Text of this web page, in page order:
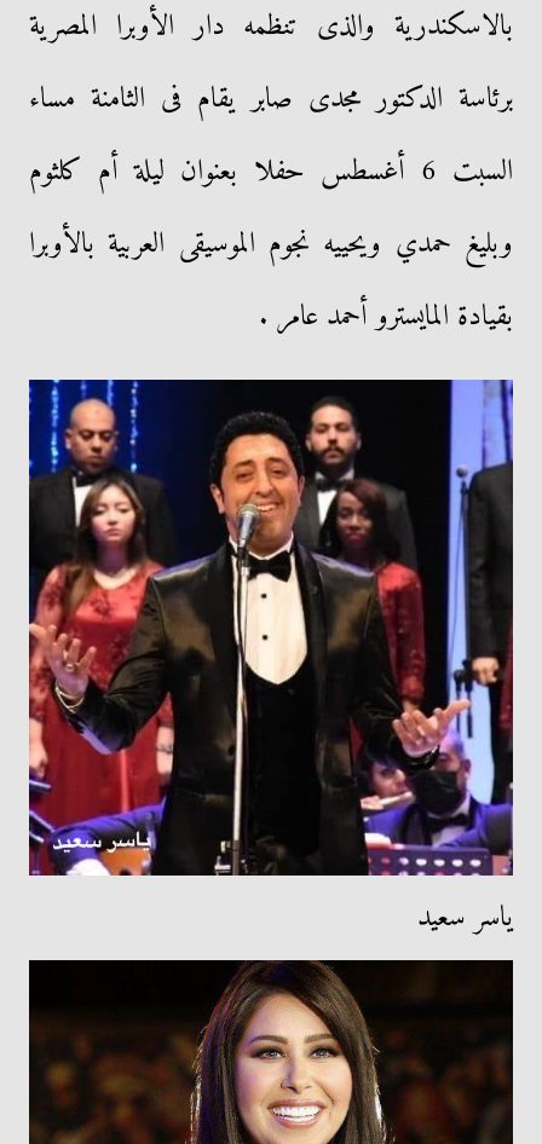
بالاسكندرية والذى تنظمه دار الأوبرا المصرية
برئاسة الدكتور مجدى صابر يقام فى الثامنة مساء
السبت 6 أغسطس حفلا بعنوان ليلة أم كلثوم
وبليغ حمدي ويحييه نجوم الموسيقى العربية بالأوبرا
بقيادة المايسترو أحمد عامر .
ياسر سعيد